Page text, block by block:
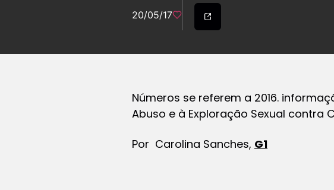
20/05/17
Números se referem a 2016.
Abuso e à Exploração Sexual contra
Por Carolina Sanches, G1